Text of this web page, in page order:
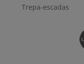
Trepa-escadas